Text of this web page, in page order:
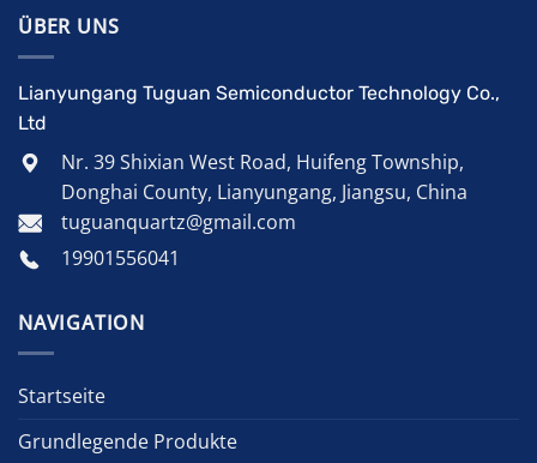
ÜBER UNS
Lianyungang Tuguan Semiconductor Technology Co.,
Ltd
Nr. 39 Shixian West Road, Huifeng Township,
Donghai County, Lianyungang, Jiangsu, China
tuguanquartz@gmail.com
19901556041
NAVIGATION
Startseite
Grundlegende Produkte